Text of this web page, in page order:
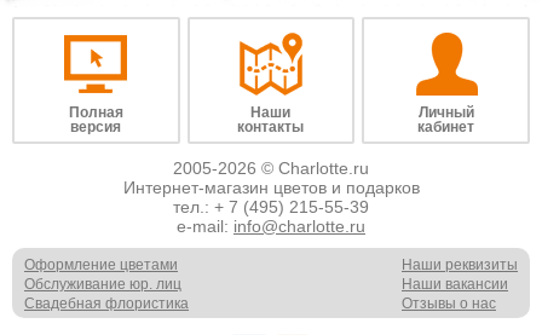
Полная
версия
Наши
контакты
Личный
кабинет
2005-2026 © Charlotte.ru
Интернет-магазин цветов и подарков
тел.: + 7 (495) 215-55-39
e-mail: info@charlotte.ru
Оформление цветами
Обслуживание юр. лиц
Свадебная флористика
Наши реквизиты
Наши вакансии
Отзывы о нас